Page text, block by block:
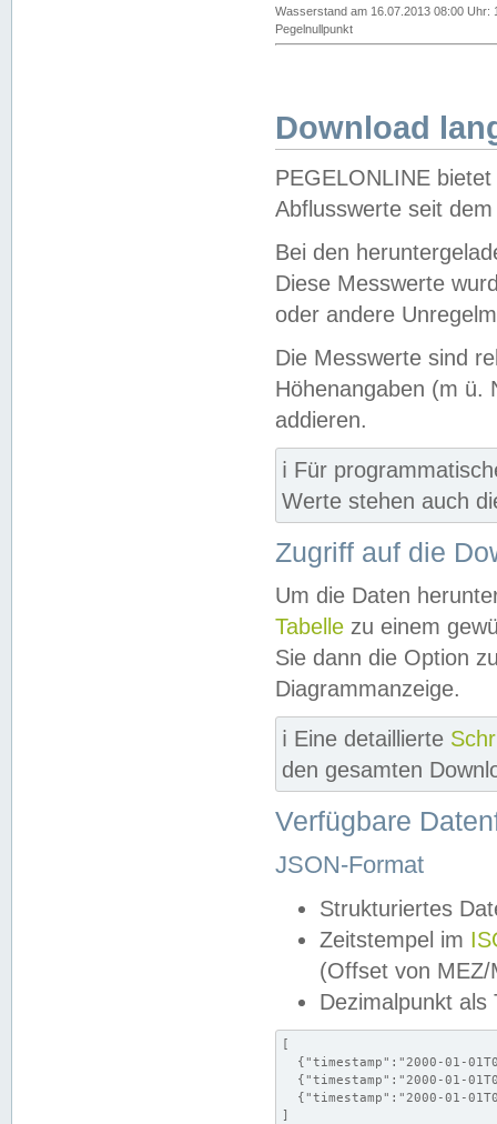
Wasserstand am 16.07.2013 08:00 Uhr:
Pegelnullpunkt
Download
PEGELONLINE
Abflusswerte seit
Bei den
Diese Messwerte
oder andere
Die Messwerte sind
Höhenangaben (m ü.
addieren.
ℹ️ Für
Werte stehen auch
Zugriff auf die
Um die Daten
Tabelle zu einem
Sie dann die Option
Diagrammanzeige.
ℹ️ Eine detaillierte
den gesamten
Verfügbare
JSON-Format
Strukturiertes
Zeitstempel im
(Offset von MEZ/
Dezimalpunkt als
[
{"timestamp":"2000-01-
{"timestamp":"2000-01-
{"timestamp":"2000-01-
]